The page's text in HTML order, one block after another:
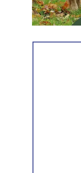
Las gestiones
85 millones de
producción,
efectos del cambio
dólares para